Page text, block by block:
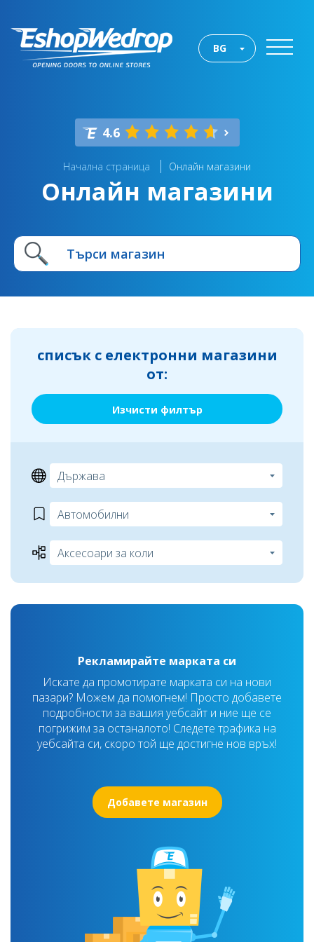
BG
4.6
Начална страница Онлайн магазини
Онлайн магазини
списък с електронни магазини
от:
Изчисти филтър
Рекламирайте марката си
Искате да промотирате марката си на нови
пазари? Можем да помогнем! Просто добавете
подробности за вашия уебсайт и ние ще се
погрижим за останалото! Следете трафика на
уебсайта си, скоро той ще достигне нов връх!
Добавете магазин